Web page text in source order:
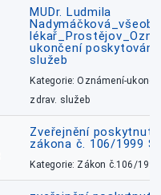
MUDr. Ludmila
ukončení
služeb
Kategorie: Oznámení-
zdrav. služeb
Zveřejnění
zákona č. 106/1999
Kategorie: Zákon č.106/1999